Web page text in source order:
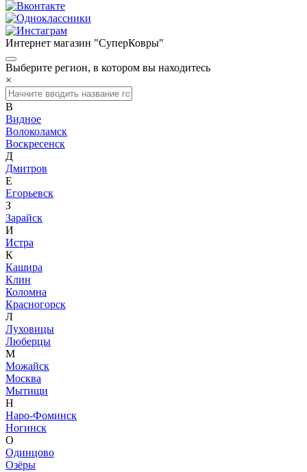
Интернет магазин "СуперКовры"
Выберите регион, в котором вы находитесь
×
В
Видное
Волоколамск
Воскресенск
Д
Дмитров
Е
Егорьевск
З
Зарайск
И
Истра
К
Кашира
Клин
Коломна
Красногорск
Л
Луховицы
Люберцы
М
Можайск
Москва
Мытищи
Н
Наро-Фоминск
Ногинск
О
Одинцово
Озёры